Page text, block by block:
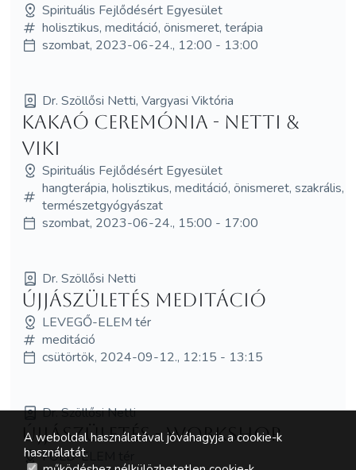
Spirituális Fejlődésért Egyesület
holisztikus, meditáció, önismeret, terápia
szombat, 2023-06-24., 12:00 - 13:00
Dr. Szöllősi Netti, Vargyasi Viktória
Kakaó Ceremónia - Netti &
Viki
Spirituális Fejlődésért Egyesület
hangterápia, holisztikus, meditáció, önismeret, szakrális,
természetgyógyászat
szombat, 2023-06-24., 15:00 - 17:00
Dr. Szöllősi Netti
Újjászületés meditáció
LEVEGŐ-ELEM tér
meditáció
csütörtök, 2024-09-12., 12:15 - 13:15
Dr. Szöllősi Netti
Újjászületés - WORKSHOP
FÖLD-ELEM tér
A weboldal használatával jóváhagyja a cookie-k
használatát.